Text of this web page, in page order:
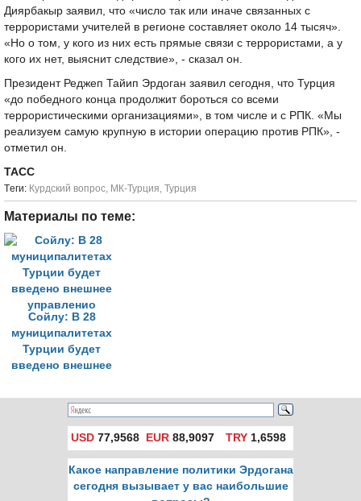
Диярбакыр заявил, что «число так или иначе связанных с
террористами учителей в регионе составляет около 14 тысяч».
«Но о том, у кого из них есть прямые связи с террористами, а у
кого их нет, выяснит следствие», - сказал он.
Президент Реджеп Тайип Эрдоган заявил сегодня, что Турция
«до победного конца продолжит бороться со всеми
террористическими организациями», в том числе и с РПК. «Мы
реализуем самую крупную в истории операцию против РПК», -
отметил он.
ТАСС
Tеги: Курдский вопрос, МК-Турция, Турция
Материалы по теме:
Сойлу: В 28
муниципалитетах
Турции будет
введено внешнее
USD 77,9568 EUR 88,9097 TRY1,6598
Какое направление политики Эрдогана
сегодня вызывает у вас наибольшие